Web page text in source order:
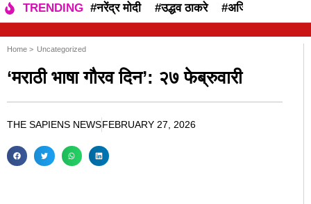
TRENDING #नरेंद्र मोदी #उद्धव ठाकरे #अजित पवार
Home > Uncategorized
‘मराठी भाषा गौरव दिन’: २७ फेब्रुवारी
THE SAPIENS NEWSFEBRUARY 27, 2026